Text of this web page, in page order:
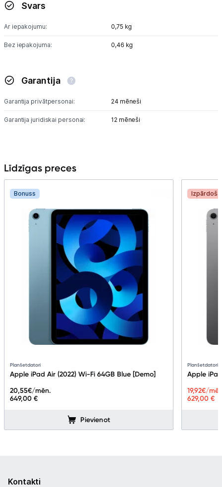
Svars
Ar iepakojumu: 0,75 kg
Bez iepakojuma: 0,46 kg
Garantija
Garantija privātpersonai: 24 mēneši
Garantija juridiskai personai: 12 mēneši
Līdzīgas preces
Bonuss
Planšetdatori
Apple iPad Air (2022) Wi-Fi 64GB Blue [Demo]
649,00 €
20,55€/mēn.
Pievienot
Planšetdatori
Apple
629,00 €
19,92€/
Kontakti